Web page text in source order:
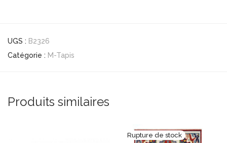
UGS : B2326
Catégorie : M-Tapis
Produits similaires